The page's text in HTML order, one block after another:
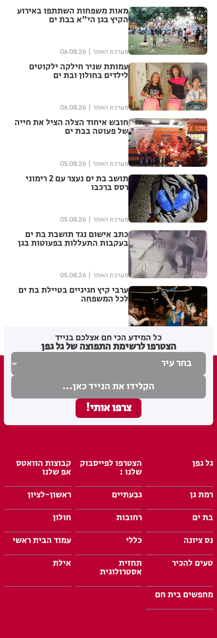
מאות משפחות השתתפו באירוע
הקיץ בגן הי"א בבת ים
מערכת האתר 06.08.26
עמותת שניר חילקה ילקוטים
לילדים בחולון ובת ים
מערכת האתר 06.08.26
חובש איחוד הצלה הציל את חייה
של פעוטה בבת ים
מערכת האתר 05.08.26
תושב בת ים נעצר עם 2 רימוני
רסס ברכבו
מערכת האתר 05.08.26
כתב אישום נגד תושבת בת ים
בעקבות התעללות בפעוטות בגן
מערכת האתר 05.08.26
ערבי קיץ חגיגיים בטיילת בת ים
לכל המשפחה
כל המידע הכי חם אצלכם בנייד
הצטרפו לרשימת התפוצה של גל גפן
גל גפן הצטרפו לפייסבוק
שלנו :
קבוצות הוואטס
אפ שלנו
רמת גן
גבעתיים
ראשון-לציון
בת ים
רחובות
חולון
נס ציונה
כללי
עמוד הבית ראשי
טעים להכיר
תחזית
אסטרולוגית
אילת
מחפשים בית חם